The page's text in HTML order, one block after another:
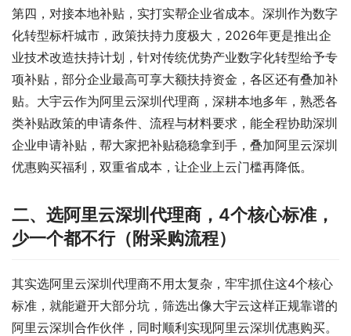
第四，对接本地补贴，实打实帮企业省成本。深圳作为数字
化转型标杆城市，政策扶持力度极大，2026年更是推出企
业技术改造扶持计划，针对传统优势产业数字化转型给予专
项补贴，部分企业最高可享大额扶持资金，各区还有叠加补
贴。大宇云作为阿里云深圳代理商，深耕本地多年，熟悉各
类补贴政策的申请条件、流程与材料要求，能全程协助深圳
企业申请补贴，帮大家把补贴稳稳拿到手，叠加阿里云深圳
优惠购买福利，双重省成本，让企业上云门槛再降低。
二、选阿里云深圳代理商，4个核心标准，
少一个都不行（附采购流程）
其实选阿里云深圳代理商不用太复杂，牢牢抓住这4个核心
标准，就能避开大部分坑，筛选出像大宇云这样正规靠谱的
阿里云深圳合作伙伴，同时顺利实现阿里云深圳优惠购买。